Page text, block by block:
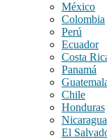
México
Colombia
Perú
Ecuador
Costa
Panamá
Chile
Honduras
Nicaragua
El